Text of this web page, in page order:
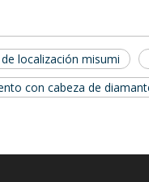
localización misumi
con cabeza de